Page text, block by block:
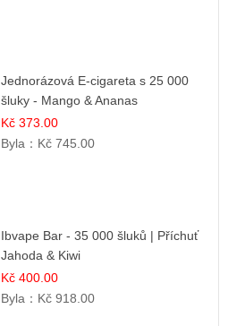
Jednorázová E-cigareta s 25 000
šluky - Mango & Ananas
Kč 373.00
Byla： Kč 745.00
Ibvape Bar - 35 000 šluků | Příchuť
Jahoda & Kiwi
Kč 400.00
Byla： Kč 918.00